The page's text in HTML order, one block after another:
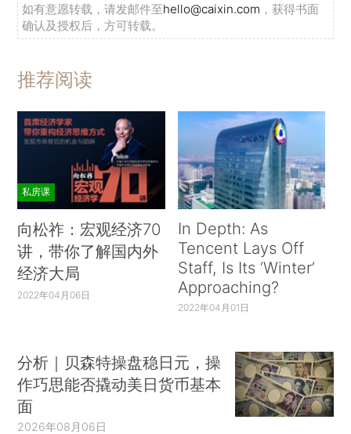
如有意愿转载，请发邮件至hello@caixin.com ，获得书面
确认及授权后，方可转载。
推荐阅读
私房课
向松祚：宏观经济70
讲，带你了解国内外
经济大局
2022年04月06日
In Depth: As
Tencent Lays Off
Staff, Is Its ‘Winter’
Approaching?
2022年04月01日
分析｜贝森特操盘稳日元，操
作巧思能否撬动美日货币基本
面
2026年08月06日